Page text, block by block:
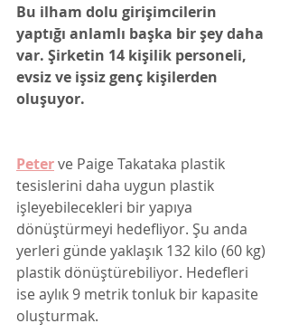
Bu ilham dolu girişimcilerin
yaptığı anlamlı başka bir şey daha
var. Şirketin 14 kişilik personeli,
evsiz ve işsiz genç kişilerden
oluşuyor.
Peterve Paige Takataka plastik
tesislerini daha uygun plastik
işleyebilecekleri bir yapıya
dönüştürmeyi hedefliyor. Şu anda
yerleri günde yaklaşık 132 kilo (60 kg)
plastik dönüştürebiliyor. Hedefleri
ise aylık 9 metrik tonluk bir kapasite
oluşturmak.